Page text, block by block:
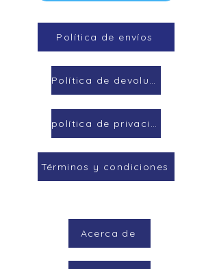
Política de envíos
Política de devoluciones
política de privacidad
Términos y condiciones
Acerca de